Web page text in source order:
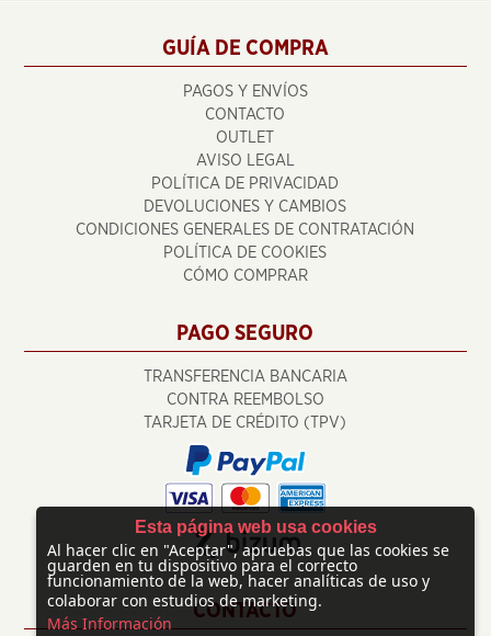
GUÍA DE COMPRA
PAGOS Y ENVÍOS
CONTACTO
OUTLET
AVISO LEGAL
POLÍTICA DE PRIVACIDAD
DEVOLUCIONES Y CAMBIOS
CONDICIONES GENERALES DE CONTRATACIÓN
POLÍTICA DE COOKIES
CÓMO COMPRAR
PAGO SEGURO
TRANSFERENCIA BANCARIA
CONTRA REEMBOLSO
TARJETA DE CRÉDITO (TPV)
CONTACTO
Esta página web usa cookies
Al hacer clic en "Aceptar", apruebas que las cookies se
guarden en tu dispositivo para el correcto
funcionamiento de la web, hacer analíticas de uso y
colaborar con estudios de marketing.
Más Información